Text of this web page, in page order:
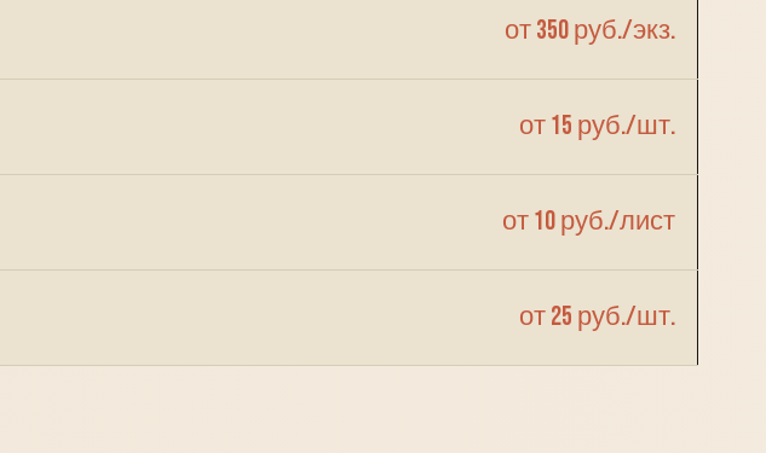
от 350 руб./экз.
от 15 руб./шт.
от 10 руб./лист
от 25 руб./шт.